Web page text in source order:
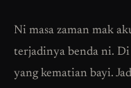
Ni masa zaman mak
terjadinya benda ni. Di
yang kematian bayi.